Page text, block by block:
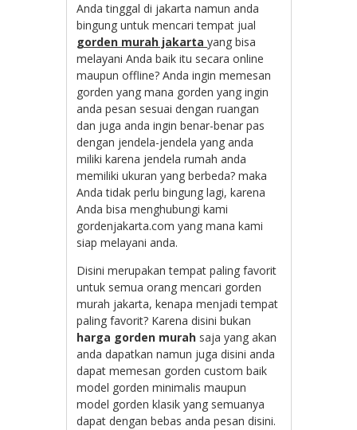
Anda tinggal di jakarta namun anda
bingung untuk mencari tempat jual
gorden murah jakartayang bisa
melayani Anda baik itu secara online
maupun offline? Anda ingin memesan
gorden yang mana gorden yang ingin
anda pesan sesuai dengan ruangan
dan juga anda ingin benar-benar pas
dengan jendela-jendela yang anda
miliki karena jendela rumah anda
memiliki ukuran yang berbeda? maka
Anda tidak perlu bingung lagi, karena
Anda bisa menghubungi kami
gordenjakarta.com yang mana kami
siap melayani anda.
Disini merupakan tempat paling favorit
untuk semua orang mencari gorden
murah jakarta, kenapa menjadi tempat
paling favorit? Karena disini bukan
harga gorden murah saja yang akan
anda dapatkan namun juga disini anda
dapat memesan gorden custom baik
model gorden minimalis maupun
model gorden klasik yang semuanya
dapat dengan bebas anda pesan disini.